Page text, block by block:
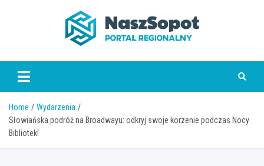
www.naszsopot.pl
Home
Wydarzenia
Słowiańska podróż na Broadwayu: odkryj swoje korzenie podczas Nocy
Bibliotek!